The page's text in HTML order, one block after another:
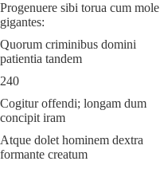
Progenuere sibi torua cum mole
gigantes:
Quorum criminibus domini
patientia tandem
240
Cogitur offendi; longam dum
concipit iram
Atque dolet hominem dextra
formante creatum